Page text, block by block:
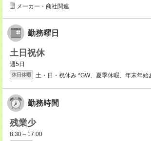
メーカー・商社関連
勤務曜日
土日祝休
週5日
休日休暇 土・日・祝休み *GW、夏季休暇、年末年始
勤務時間
残業少
8:30～17:00